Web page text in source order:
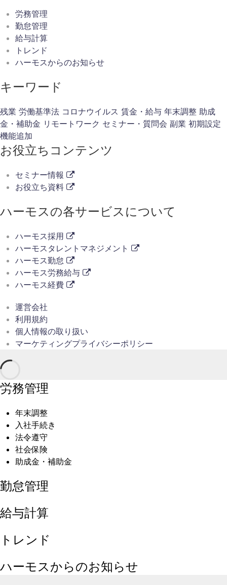
労務管理
勤怠管理
給与計算
トレンド
ハーモスからのお知らせ
キーワード
残業 労働基準法 コロナウイルス 賃金・給与 年末調整 助成
金・補助金 リモートワーク セミナー・質問会 副業 初期設定
機能追加
お役立ちコンテンツ
セミナー情報
お役立ち資料
ハーモスの各サービスについて
ハーモス採用
ハーモスタレントマネジメント
ハーモス勤怠
ハーモス労務給与
ハーモス経費
運営会社
利用規約
個人情報の取り扱い
マーケティングプライバシーポリシー
労務管理
年末調整
入社手続き
法令遵守
社会保険
助成金・補助金
勤怠管理
給与計算
トレンド
ハーモスからのお知らせ